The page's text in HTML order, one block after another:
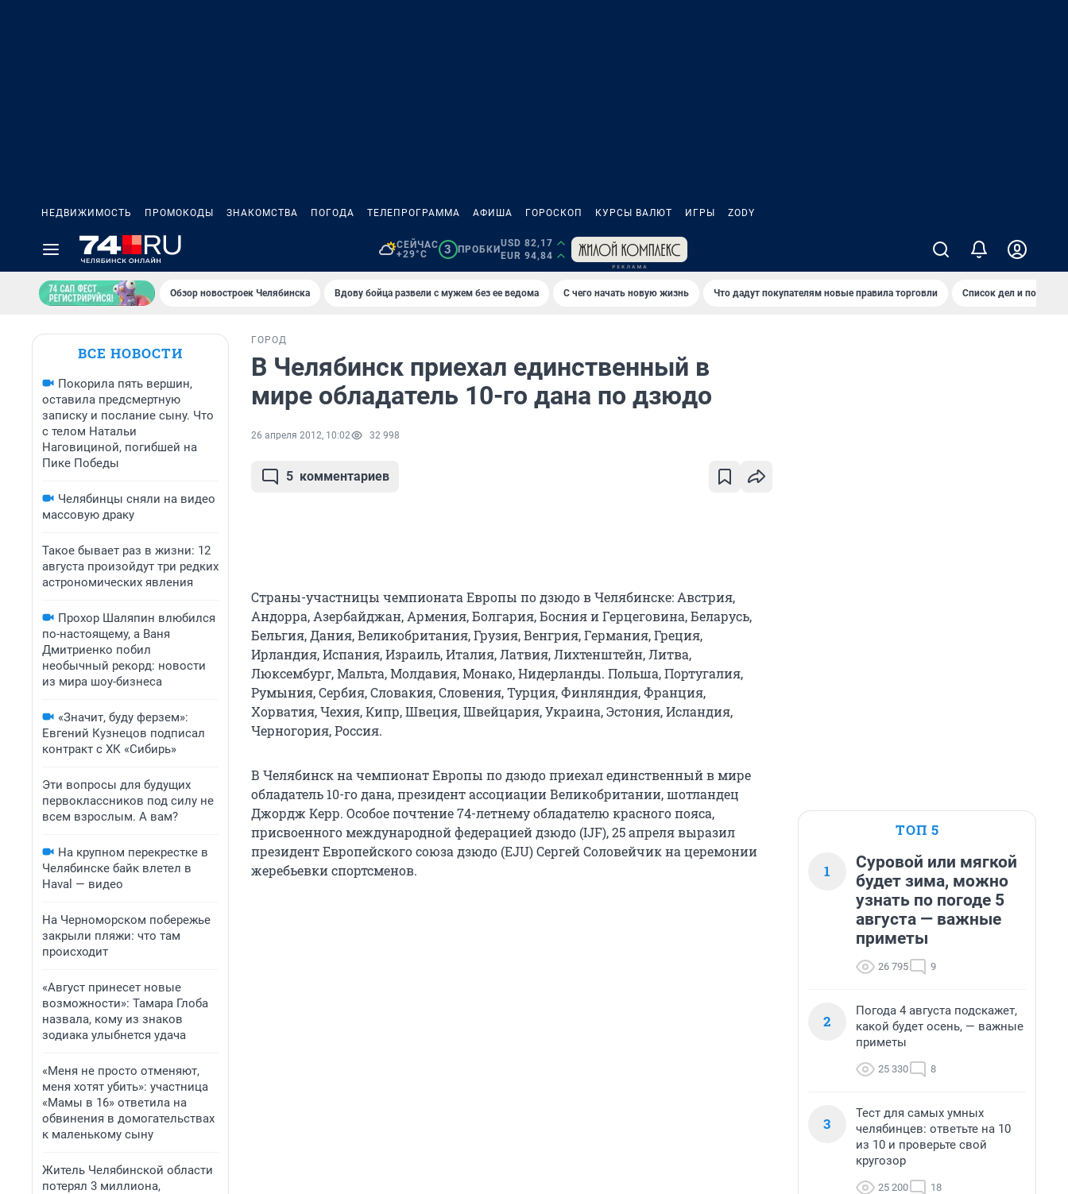
НЕДВИЖИМОСТЬ ПРОМОКОДЫ ЗНАКОМСТВА ПОГОДА ТЕЛЕПРОГРАММА АФИША ГОРОСКОП КУРСЫ ВАЛЮТ ИГРЫ ZODY
СЕЙЧАС
+29°C
3 ПРОБКИ
USD 82,17
EUR 94,84
Обзор новостроек Челябинска Вдову бойца развели с мужем без ее ведома С чего начать новую жизнь Что дадут покупателям новые правила торговли Список дел и покупок
ВСЕ НОВОСТИ
Покорила пять вершин,
оставила предсмертную
записку и послание сыну. Что
с телом Натальи
Наговициной, погибшей на
Пике Победы
Челябинцы сняли на видео
массовую драку
Такое бывает раз в жизни: 12
августа произойдут три редких
астрономических явления
Прохор Шаляпин влюбился
по-настоящему, а Ваня
Дмитриенко побил
необычный рекорд: новости
из мира шоу-бизнеса
«Значит, буду ферзем»:
Евгений Кузнецов подписал
контракт с ХК «Сибирь»
Эти вопросы для будущих
первоклассников под силу не
всем взрослым. А вам?
На крупном перекрестке в
Челябинске байк влетел в
Haval — видео
На Черноморском побережье
закрыли пляжи: что там
происходит
«Август принесет новые
возможности»: Тамара Глоба
назвала, кому из знаков
зодиака улыбнется удача
«Меня не просто отменяют,
меня хотят убить»: участница
«Мамы в 16» ответила на
обвинения в домогательствах
к маленькому сыну
Житель Челябинской области
потерял 3 миллиона,
ГОРОД
В Челябинск приехал единственный в
мире обладатель 10-го дана по дзюдо
26 апреля 2012, 10:02 32 998
5 комментариев
Страны-участницы чемпионата Европы по дзюдо в Челябинске: Австрия,
Андорра, Азербайджан, Армения, Болгария, Босния и Герцеговина, Беларусь,
Бельгия, Дания, Великобритания, Грузия, Венгрия, Германия, Греция,
Ирландия, Испания, Израиль, Италия, Латвия, Лихтенштейн, Литва,
Люксембург, Мальта, Молдавия, Монако, Нидерланды. Польша, Португалия,
Румыния, Сербия, Словакия, Словения, Турция, Финляндия, Франция,
Хорватия, Чехия, Кипр, Швеция, Швейцария, Украина, Эстония, Исландия,
Черногория, Россия.
В Челябинск на чемпионат Европы по дзюдо приехал единственный в мире
обладатель 10-го дана, президент ассоциации Великобритании, шотландец
Джордж Керр. Особое почтение 74-летнему обладателю красного пояса,
присвоенного международной федерацией дзюдо (IJF), 25 апреля выразил
президент Европейского союза дзюдо (EJU) Сергей Соловейчик на церемонии
жеребьевки спортсменов.
ТОП 5
1
Суровой или мягкой
будет зима, можно
узнать по погоде 5
августа — важные
приметы
26 795 9
2
Погода 4 августа подскажет,
какой будет осень, — важные
приметы
25 330 8
3
Тест для самых умных
челябинцев: ответьте на 10
из 10 и проверьте свой
кругозор
25 200 18